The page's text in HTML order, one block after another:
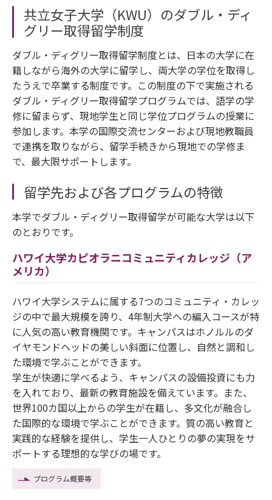
共立女子大学（KWU）のダブル・ディ
グリー取得留学制度
ダブル・ディグリー取得留学制度とは、日本の大学に在
籍しながら海外の大学に留学し、両大学の学位を取得し
たうえで卒業する制度です。この制度の下で実施される
ダブル・ディグリー取得留学プログラムでは、語学の学
修に留まらず、現地学生と同じ学位プログラムの授業に
参加します。本学の国際交流センターおよび現地教職員
で連携を取りながら、留学手続きから現地での学修ま
で、最大限サポートします。
留学先および各プログラムの特徴
本学でダブル・ディグリー取得留学が可能な大学は以下
のとおりです。
ハワイ大学カピオラニコミュニティカレッジ（ア
メリカ）
ハワイ大学システムに属する7つのコミュニティ・カレッ
ジの中で最大規模を誇り、4年制大学への編入コースが特
に人気の高い教育機関です。キャンパスはホノルルのダ
イヤモンドヘッドの美しい斜面に位置し、自然と調和し
た環境で学ぶことができます。
学生が快適に学べるよう、キャンパスの設備投資にも力
を入れており、最新の教育施設を備えています。また、
世界100カ国以上からの学生が在籍し、多文化が融合し
た国際的な環境で学ぶことができます。質の高い教育と
実践的な経験を提供し、学生一人ひとりの夢の実現をサ
ポートする理想的な学びの場です。
プログラム概要等